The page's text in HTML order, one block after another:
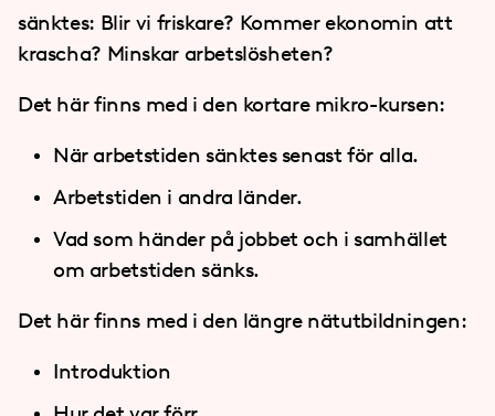
sänktes: Blir vi friskare? Kommer ekonomin att
krascha? Minskar arbetslösheten?
Det här finns med i den kortare mikro-kursen:
När arbetstiden sänktes senast för alla.
Arbetstiden i andra länder.
Vad som händer på jobbet och i samhället
om arbetstiden sänks.
Det här finns med i den längre nätutbildningen:
Introduktion